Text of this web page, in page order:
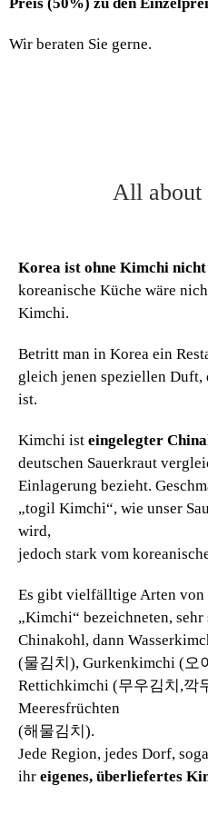
Wir beraten Sie gerne.
All
Korea ist ohne Kimchi
koreanische Küche wäre
Kimchi.
Betritt man in Korea ein
gleich jenen speziellen
ist.
Kimchi ist eingelegter
deutschen Sauerkraut
Einlagerung bezieht.
„togil Kimchi“, wie unser
wird,
jedoch stark vom
Es gibt vielfälltige Arten
„Kimchi“ bezeichneten,
Chinakohl, dann
(물김치), Gurkenkimchi (오
Rettichkimchi (무우김치,깍
Meeresfrüchten
(해물김치).
Jede Region, jedes Dorf,
ihr eigenes, überliefertes